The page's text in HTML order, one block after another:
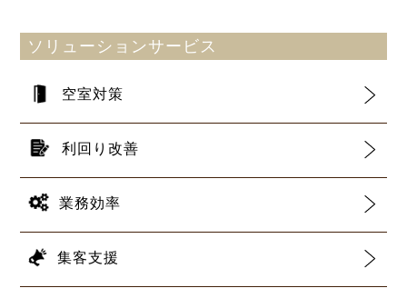
ソリューションサービス
空室対策
利回り改善
業務効率
集客支援